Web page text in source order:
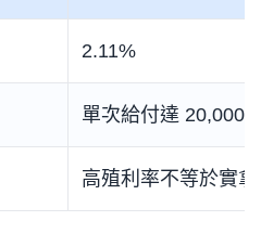
2.11%
單次給付達 20,000
高殖利率不等於實